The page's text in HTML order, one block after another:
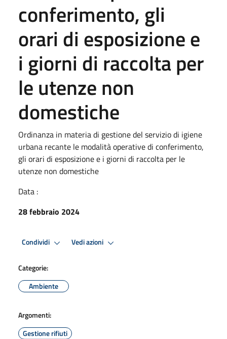
conferimento, gli
orari di esposizione e
i giorni di raccolta per
le utenze non
domestiche
Ordinanza in materia di gestione del servizio di igiene
urbana recante le modalità operative di conferimento,
gli orari di esposizione e i giorni di raccolta per le
utenze non domestiche
Data :
28 febbraio 2024
Condividi Vedi azioni
Categorie:
Ambiente
Argomenti:
Gestione rifiuti